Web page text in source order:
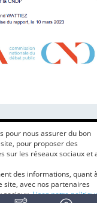
pour nous assurer du bon
pour proposer des
sur les réseaux sociaux et
des informations, quant à
avec nos partenaires
sociaux.Lisez notre